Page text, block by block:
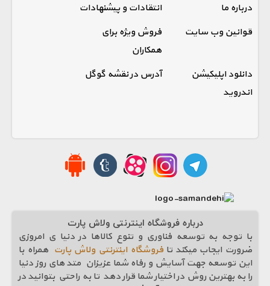
درباره ما
انتقادات و پیشنهادات
قوانین وب سایت
فروش ویژه برای
همکاران
دانلود اپلیکیشن
اندروید
آدرس در نقشه گوگل
درباره فروشگاه اینترنتی ولاش پارت
با توجه به توسعه فناوری و تنوع کالاها در دنیا ی امروزی
ضرورت ایجاب میکند تافروشگاه اینترنتی ولاش پارت همراه با
این توسعه جهت آسایش و رفاه شما عزیزان متد های روز دنیا
را به بهترین روش در اختیار شما قرار دهد تا به راحتی بتوانید در